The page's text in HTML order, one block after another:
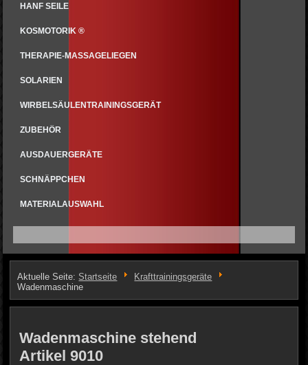
HANF SEILE
KOSMOTORIK ®
THERAPIE-MASSAGELIEGEN
SOLARIEN
WIRBELSÄULENTRAININGSGERÄT
ZUBEHÖR
AUSDAUERGERÄTE
SCHNÄPPCHEN
MATERIALAUSWAHL
Aktuelle Seite:Startseite
Krafttrainingsgeräte
Wadenmaschine
Wadenmaschine stehend
Artikel 9010